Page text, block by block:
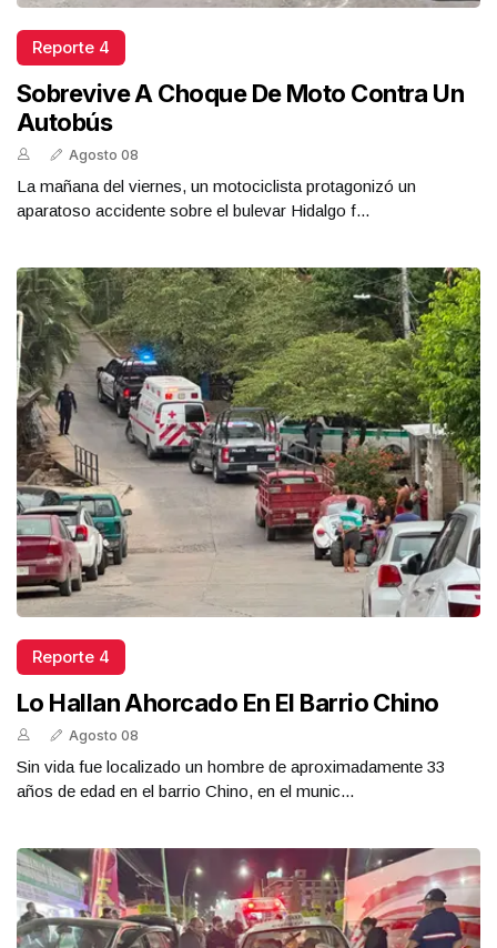
Reporte 4
Sobrevive A Choque De Moto Contra Un
Autobús
Agosto 08
La mañana del viernes, un motociclista protagonizó un
aparatoso accidente sobre el bulevar Hidalgo f...
Reporte 4
Lo Hallan Ahorcado En El Barrio Chino
Agosto 08
Sin vida fue localizado un hombre de aproximadamente 33
años de edad en el barrio Chino, en el munic...